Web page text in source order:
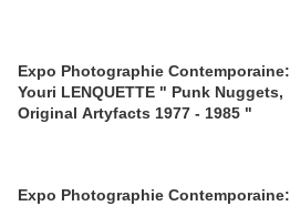
Expo Photographie Contemporaine:
Youri LENQUETTE " Punk Nuggets,
Original Artyfacts 1977 - 1985 "
Expo Photographie Contemporaine: